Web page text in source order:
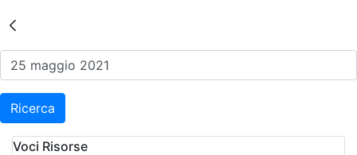
Risultati della Ricerca -
Ricerca
Voci Risorse